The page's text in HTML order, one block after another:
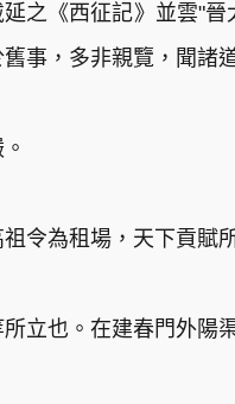
之《西征記》並雲"
事，多非親覽，聞諸
令為租場，天下貢賦
立也。在建春門外陽